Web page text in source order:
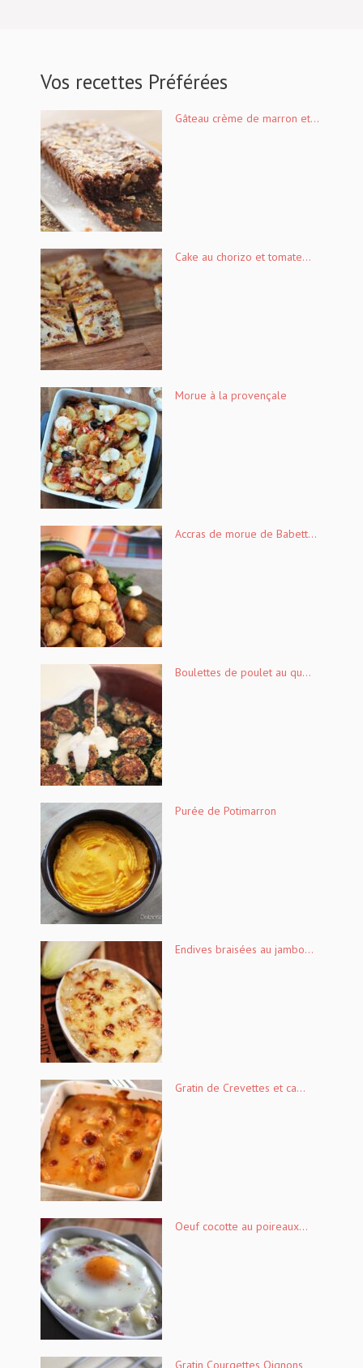
Vos recettes Préférées
Gâteau crème de marron et...
Cake au chorizo et tomate...
Morue à la provençale
Accras de morue de Babett...
Boulettes de poulet au qu...
Purée de Potimarron
Endives braisées au jambo...
Gratin de Crevettes et ca...
Oeuf cocotte au poireaux...
Gratin Courgettes Oignons